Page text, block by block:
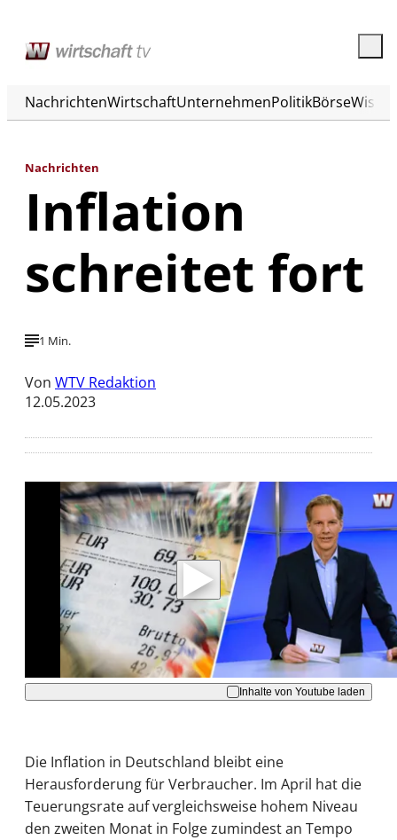
NachrichtenWirtschaftUnternehmenPolitikBörse
Nachrichten
Inflation
schreitet fort
1 Min.
Von WTV Redaktion
12.05.2023
Mit der Wiedergabe dieses Videos werden
Daten an Youtube übertragen.
Hinweise dazu erhalten Sie in derDatenschutzerklärung
Akzeptieren
Inhalte von Youtube laden
Die Inflation in Deutschland bleibt eine
Herausforderung für Verbraucher. Im April hat die
Teuerungsrate auf vergleichsweise hohem Niveau
den zweiten Monat in Folge zumindest an Tempo